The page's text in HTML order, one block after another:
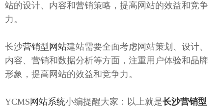
站的设计、内容和营销策略，提高网站的效益和竞争
力。
长沙营销型网站建站需要全面考虑网站策划、设计、
内容、营销和数据分析等方面，注重用户体验和品牌
形象，提高网站的效益和竞争力。
YCMS 网站系统小编提醒大家：以上就是长沙营销型